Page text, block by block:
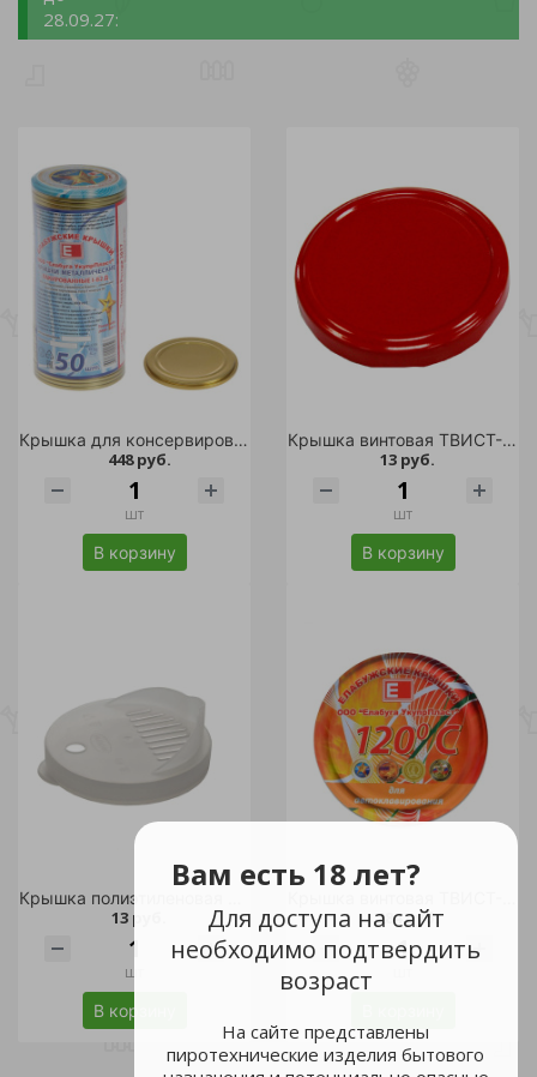
Вам есть 18 лет?
Для доступа на сайт
необходимо подтвердить
возраст
На сайте представлены
пиротехнические изделия бытового
28.09.27:
Крышка для консервирования СКО ЕЛАБУГА 50шт /12
448 руб.
шт
В корзину
Крышка винтовая ТВИСТ-ОФФ моно-цвет 1шт. d 82 красная/500
13 руб.
шт
В корзину
13 руб.
шт
В корзину
284 руб.